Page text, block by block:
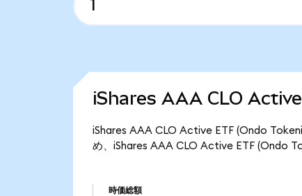
iShares AAA CLO Active
iShares AAA CLO Active ETF (Ondo
め、iShares AAA CLO Active ETF (Ondo
時価総額